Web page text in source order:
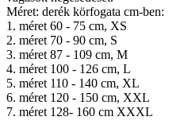
Méret: derék körfogata cm-ben:
1. méret 60 - 75 cm, XS
2. méret 70 - 90 cm, S
3. méret 87 - 109 cm, M
4. méret 100 - 126 cm, L
5. méret 110 - 140 cm, XL
6. méret 120 - 150 cm, XXL
7. méret 128- 160 cm XXXL